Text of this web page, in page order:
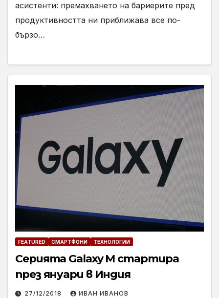
асистенти: премахването на бариерите пред
продуктивността ни приближава все по-
бързо…
FEATURED СМАРТФОНИ ТЕХНОЛОГИИ
Серията Galaxy M стартира
през януари в Индия
27/12/2018 ИВАН ИВАНОВ